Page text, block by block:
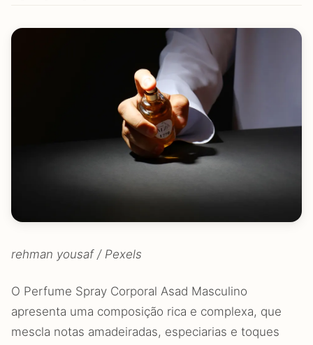
rehman yousaf / Pexels
O Perfume Spray Corporal Asad Masculino
apresenta uma composição rica e complexa, que
mescla notas amadeiradas, especiarias e toques